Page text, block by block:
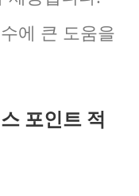
에 큰 도움을
포인트 적